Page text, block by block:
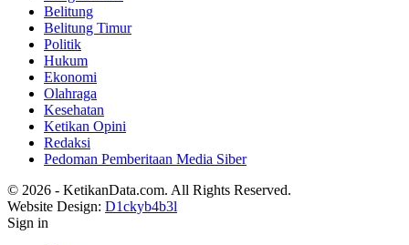
Belitung
Belitung Timur
Politik
Hukum
Ekonomi
Olahraga
Kesehatan
Ketikan Opini
Redaksi
Pedoman Pemberitaan Media Siber
© 2026 - KetikanData.com. All Rights Reserved.
Website Design: D1ckyb4b3l
Sign in